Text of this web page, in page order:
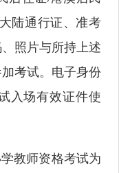
陆通行证、准考
照片与所持上述
考试。电子身份
入场有效证件使
教师资格考试为